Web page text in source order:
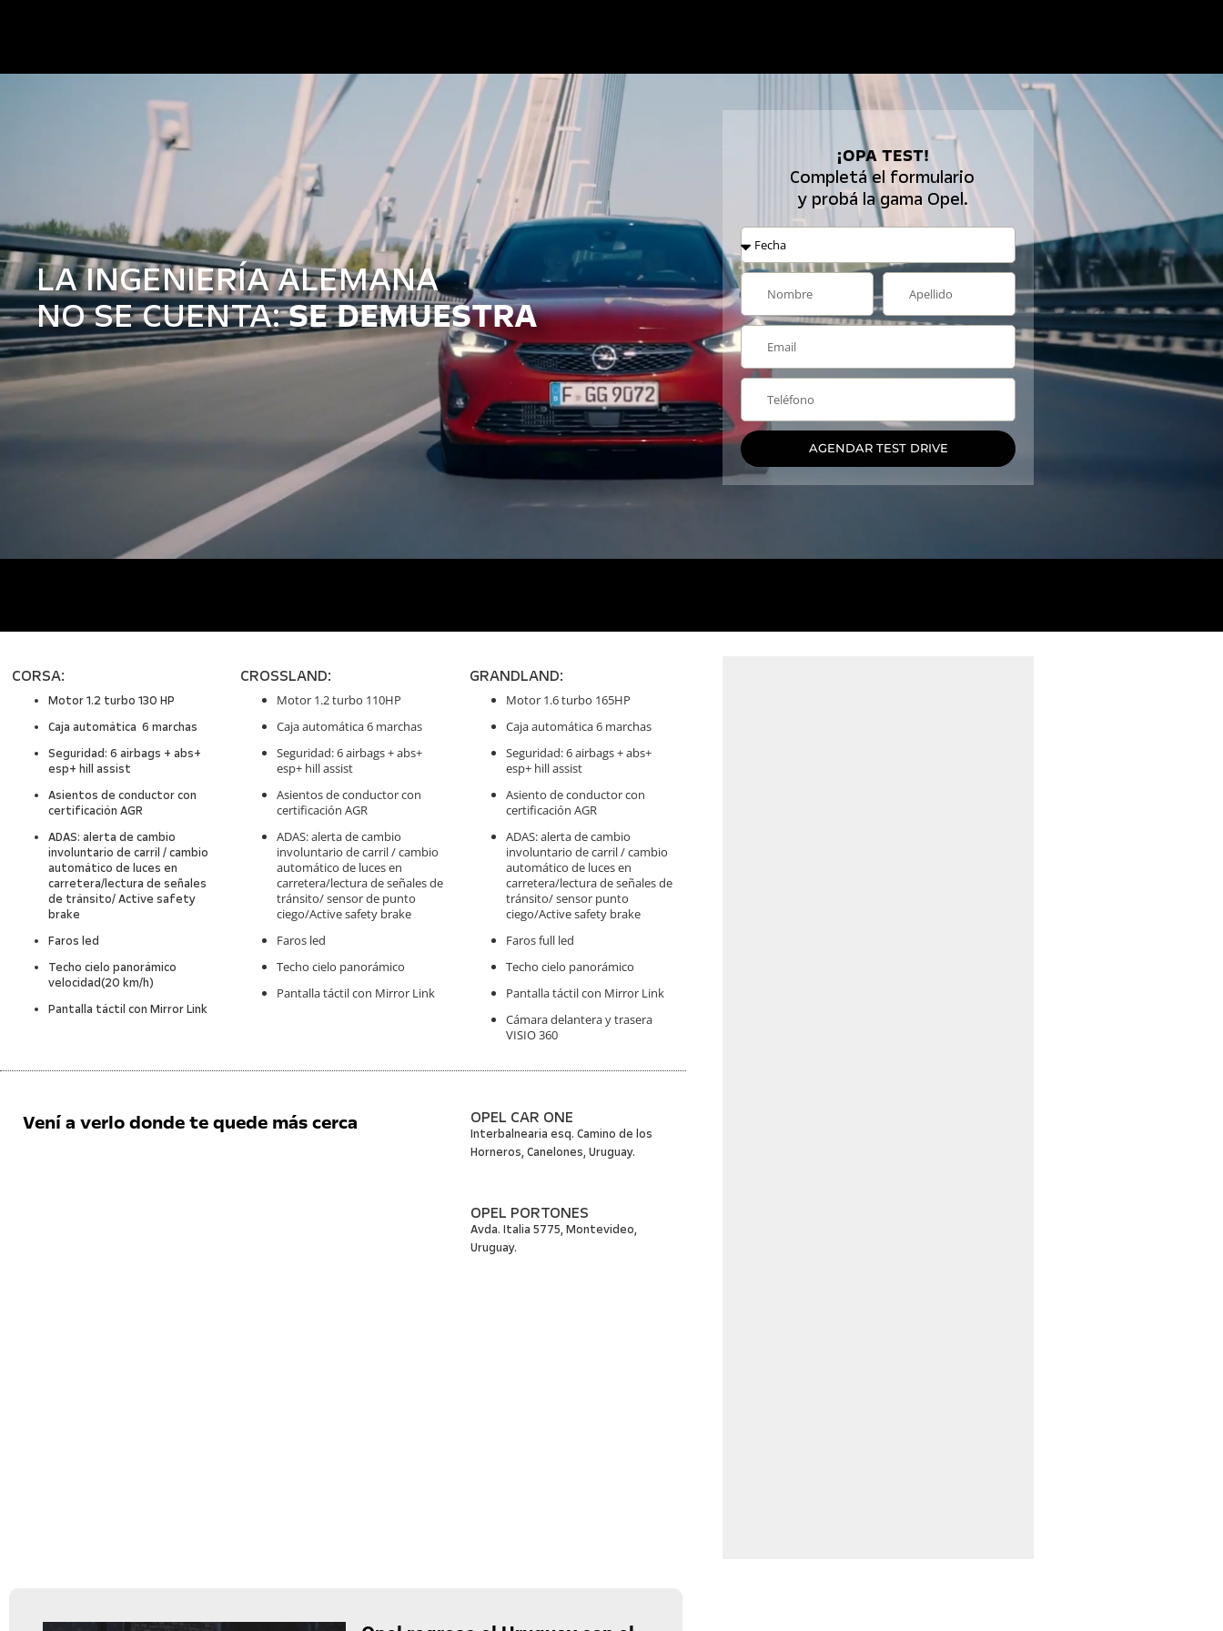
LA INGENIERÍA ALEMANA
NO SE CUENTA:SE DEMUESTRA
¡OPA TEST!
Completá el formulario
y probá la gama Opel.
AGENDAR TEST DRIVE
CORSA:
Motor 1.2 turbo 130 HP
Caja automática 6 marchas
Seguridad: 6 airbags + abs+
esp+ hill assist
Asientos de conductor con
certificación AGR
ADAS: alerta de cambio
involuntario de carril / cambio
automático de luces en
carretera/lectura de señales
de tránsito/ Active safety
brake
Faros led
Techo cielo panorámico
velocidad(20 km/h)
Pantalla táctil con Mirror Link
CROSSLAND:
Motor 1.2 turbo 110HP
Caja automática 6 marchas
Seguridad: 6 airbags + abs+
esp+ hill assist
Asientos de conductor con
certificación AGR
ADAS: alerta de cambio
involuntario de carril / cambio
automático de luces en
carretera/lectura de señales de
tránsito/ sensor de punto
ciego/Active safety brake
Faros led
Techo cielo panorámico
Pantalla táctil con Mirror Link
GRANDLAND:
Motor 1.6 turbo 165HP
Caja automática 6 marchas
Seguridad: 6 airbags + abs+
esp+ hill assist
Asiento de conductor con
certificación AGR
ADAS: alerta de cambio
involuntario de carril / cambio
automático de luces en
carretera/lectura de señales de
tránsito/ sensor punto
ciego/Active safety brake
Faros full led
Techo cielo panorámico
Pantalla táctil con Mirror Link
Cámara delantera y trasera
VISIO 360
Vení a verlo donde te quede más cerca OPEL CAR ONE
Interbalnearia esq. Camino de los
Horneros, Canelones, Uruguay.
OPEL PORTONES
Avda. Italia 5775, Montevideo,
Uruguay.